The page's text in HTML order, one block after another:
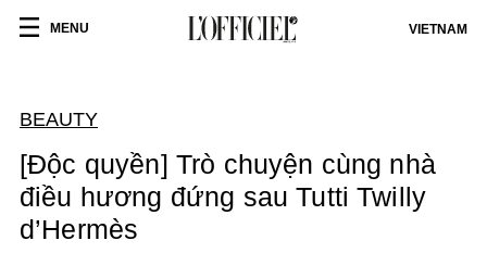
MENU VIETNAM
BEAUTY
[Độc quyền] Trò chuyện cùng nhà
điều hương đứng sau Tutti Twilly
d’Hermès